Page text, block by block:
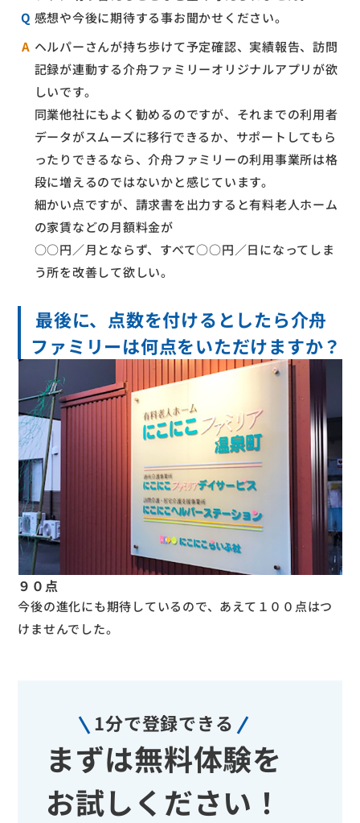
Q 感想や今後に期待する事お聞かせください。
A ヘルパーさんが持ち歩けて予定確認、実績報告、訪問
記録が連動する介舟ファミリーオリジナルアプリが欲
しいです。
同業他社にもよく勧めるのですが、それまでの利用者
データがスムーズに移行できるか、サポートしてもら
ったりできるなら、介舟ファミリーの利用事業所は格
段に増えるのではないかと感じています。
細かい点ですが、請求書を出力すると有料老人ホーム
の家賃などの月額料金が
○○円／月とならず、すべて○○円／日になってしま
う所を改善して欲しい。
最後に、点数を付けるとしたら介舟
ファミリーは何点をいただけますか？
９０ 点
今後の進化にも期待しているので、あえて１００点はつ
けませんでした。
1分で登録できる
まずは無料体験を
お試しください！